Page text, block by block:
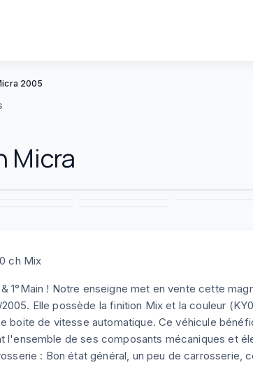
2005
Micra
ch Mix
1°Main ! Notre enseigne met en vente cette
Elle possède la finition Mix et la couleur
boite de vitesse automatique. Ce véhicule
l'ensemble de ses composants mécaniques et
: Bon état général, un peu de carrosserie,